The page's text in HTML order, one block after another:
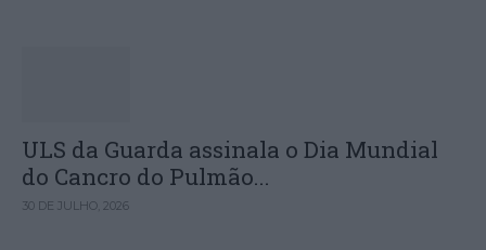
ULS da Guarda assinala o Dia Mundial
do Cancro do Pulmão...
30 DE JULHO, 2026